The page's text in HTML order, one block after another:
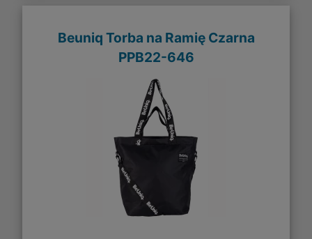
Beuniq Torba na Ramię Czarna
PPB22-646